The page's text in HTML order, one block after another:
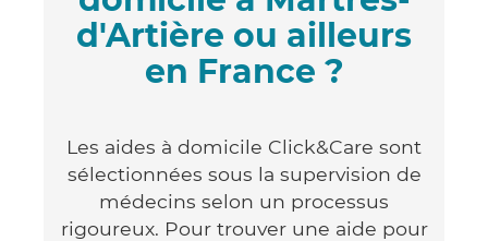
d'Artière ou ailleurs
en France ?
Les aides à domicile Click&Care sont
sélectionnées sous la supervision de
médecins selon un processus
rigoureux. Pour trouver une aide pour